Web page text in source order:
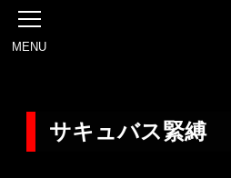
MENU
サキュバス緊縛